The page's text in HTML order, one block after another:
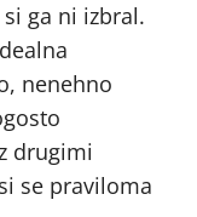
ga ni izbral.
nenehno
drugimi
se praviloma